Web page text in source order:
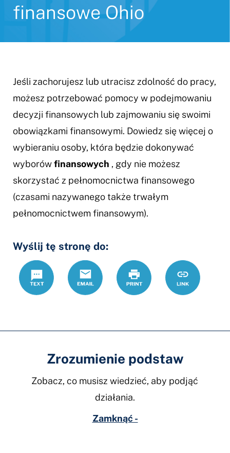
finansowe Ohio
Jeśli zachorujesz lub utracisz zdolność do pracy,
możesz potrzebować pomocy w podejmowaniu
decyzji finansowych lub zajmowaniu się swoimi
obowiązkami finansowymi. Dowiedz się więcej o
wybieraniu osoby, która będzie dokonywać
wyborówfinansowych , gdy nie możesz
skorzystać z pełnomocnictwa finansowego
(czasami nazywanego także trwałym
pełnomocnictwem finansowym).
Wyślij tę stronę do:
Text
Email Drukuj
https://
poa
Link
Zrozumienie podstaw
Zobacz, co musisz wiedzieć, aby podjąć
działania.
Zamknąć -